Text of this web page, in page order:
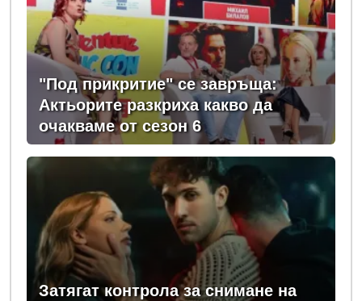
"Под прикритие" се завръща:
Актьорите разкриха какво да
очакваме от сезон 6
Затягат контрола за снимане на